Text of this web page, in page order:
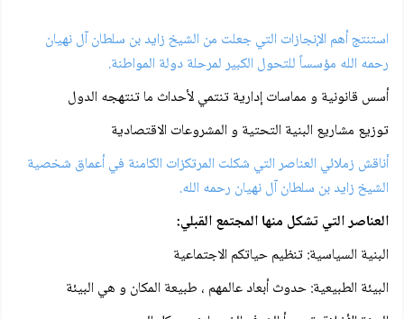
استنتج أهم الإنجازات التي جعلت من الشيخ زايد بن سلطان آل نهيان
رحمه الله مؤسساً للتحول الكبير لمرحلة دولة المواطنة.
أسس قانونية و مماسات إدارية تنتمي لأحداث ما تنتهجه الدول
توزيع مشاريع البنية التحتية و المشروعات الاقتصادية
أناقش زملائي العناصر التي شكلت المرتكزات الكامنة في أعماق شخصية
الشيخ زايد بن سلطان آل نهيان رحمه الله.
العناصر التي تشكل منها المجتمع القبلي:
البنية السياسية: تنظيم حياتكم الاجتماعية
البيئة الطبيعية: حدوث أبعاد عالمهم ، طبيعة المكان و هي البيئة